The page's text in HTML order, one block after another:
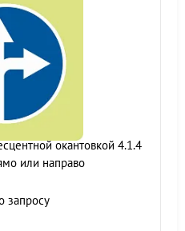
окантовкой 4.1.4
или направо
запросу